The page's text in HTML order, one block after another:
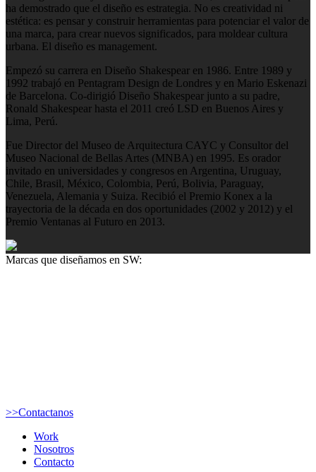
ha demostrado que el diseño es estrategia. No es creatividad ni
estética: es pensar y construir herramientas para potenciar el valor de
una marca, para crear nuevos significados, para moldear cultura
urbana. El diseño es management.
Empezó su carrera en Diseño Shakespear en 1986. Entre 1989 y
1992 trabajó en Pentagram Design de Londres y en Mario Eskenazi
de Barcelona. Co-dirigió Diseño Shakespear junto a su padre,
Ronald Shakespear hasta el 2011 creó LSD en Buenos Aires y
Lima, Perú.
Fue Director del Museo de Arquitectura CAYC y Consultor del
Museo Nacional de Bellas Artes (MNBA) en 1995. Es orador
invitado en universidades y congresos en Argentina, Uruguay,
Chile, Brasil, México, Colombia, Perú, Bolivia, Paraguay,
Venezuela, Alemania y Suiza. Recibió el Premio Konex a la
trayectoria de la década en dos oportunidades (2002 y 2012) y el
Premio Ventanas al Futuro en 2013.
Marcas que diseñamos en SW:
>>Contactanos
Work
Nosotros
Contacto